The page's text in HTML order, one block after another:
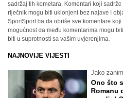
sadržaj tih kometara. Komentari koji
riječnik mogu biti uklonjeni bez najave i
SportSport.ba da obriše sve komentare
mogućnost da među komentarima mogu
biti u suprotnosti sa vašim uvjerenjima.
NAJNOVIJE VIJESTI
Jako
Ono što
Romanu